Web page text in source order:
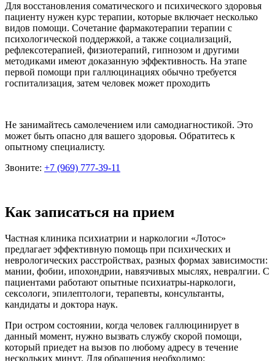
Для восстановления соматического и психического здоровья
пациенту нужен курс терапии, которые включает несколько
видов помощи. Сочетание фармакотерапии терапии с
психологической поддержкой, а также социализаций,
рефлексотерапией, физиотерапий, гипнозом и другими
методиками имеют доказанную эффективность. На этапе
первой помощи при галлюцинациях обычно требуется
госпитализация, затем человек может проходить
Не занимайтесь самолечением или самодиагностикой. Это
может быть опасно для вашего здоровья. Обратитесь к
опытному специалисту.
Звоните: +7 (969) 777-39-11
Как записаться на прием
Частная клиника психиатрии и наркологии «Лотос»
предлагает эффективную помощь при психических и
неврологических расстройствах, разных формах зависимости:
мании, фобии, ипохондрии, навязчивых мыслях, невралгии. С
пациентами работают опытные психиатры-наркологи,
сексологи, эпилептологи, терапевты, консультанты,
кандидаты и доктора наук.
При остром состоянии, когда человек галлюцинирует в
данный момент, нужно вызвать службу скорой помощи,
который приедет на вызов по любому адресу в течение
нескольких минут. Для обращения необходимо: